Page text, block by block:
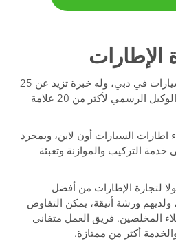
الإطارات
أحد أبرز محلات إطارات السيارات في دبي، وله خبرة تزيد عن 25
عامًا في خدمة السيارات، والوكيل الرسمي لأكثر من 20 علامة
السيارات أون لاين، وبمجرد
التركيب والموازنة وتعبئة
لتجارة الإطارات من أفضل
ولديهم ورشة أنيقة، يمكن التفاوض
المخلصين. فريق العمل متفاني
أكثر من ممتازة.